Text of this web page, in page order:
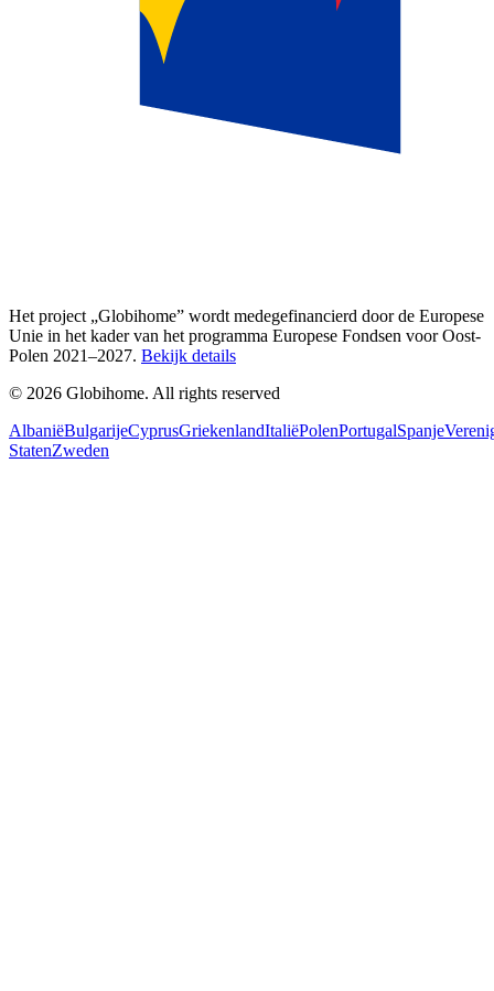
Het project „Globihome” wordt medegefinancierd door de Europese
Unie in het kader van het programma Europese Fondsen voor Oost-
Polen 2021–2027. Bekijk details
© 2026 Globihome. All rights reserved
AlbaniëBulgarijeCyprusGriekenlandItaliëPolenPortugalSpanje
StatenZweden